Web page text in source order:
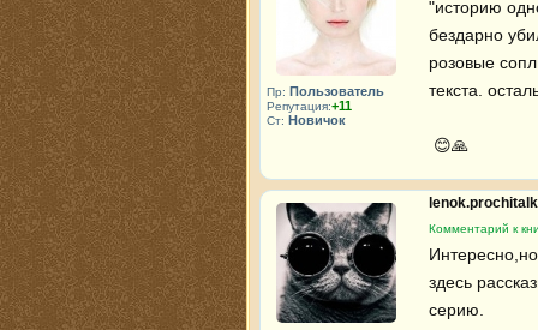
Пр: Пользователь
Репутация:+11
Ст: Новичок
"историю
бездарно
розовые
текста.
😊🙏
Комментарий к
здесь
серию.